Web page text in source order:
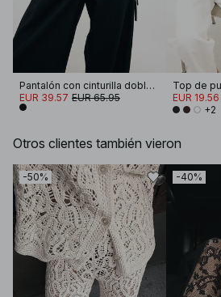
Pantalón con cinturilla doblada
EUR 39.57 EUR 65.95
EUR 19.56
+2
Otros clientes también vieron
-50% -40%